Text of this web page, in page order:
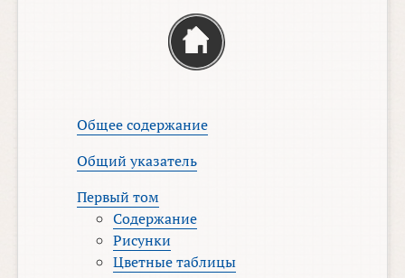
Общее содержание
Общий указатель
Первый том
Содержание
Рисунки
Цветные таблицы